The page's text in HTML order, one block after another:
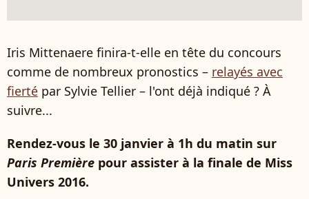
Iris Mittenaere finira-t-elle en tête du concours
comme de nombreux pronostics – relayés avec
fierté par Sylvie Tellier – l'ont déjà indiqué ? À
suivre...
Rendez-vous le 30 janvier à 1h du matin sur
Paris Première pour assister à la finale de Miss
Univers 2016.